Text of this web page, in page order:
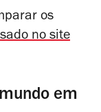
os
no site
em